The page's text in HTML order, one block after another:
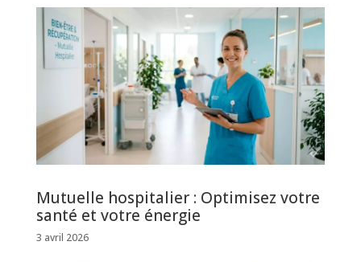
Mutuelle hospitalier : Optimisez votre
santé et votre énergie
3 avril 2026